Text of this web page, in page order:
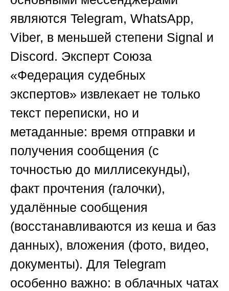
являются Telegram, WhatsApp,
Viber, в меньшей степени Signal и
Discord. Эксперт Союза
«Федерация судебных
экспертов» извлекает не только
текст переписки, но и
метаданные: время отправки и
получения сообщения (с
точностью до миллисекунды),
факт прочтения (галочки),
удалённые сообщения
(восстанавливаются из кеша и баз
данных), вложения (фото, видео,
документы). Для Telegram
особенно важно: в облачных чатах